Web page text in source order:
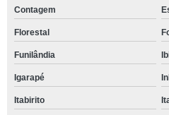
Contagem
Florestal
Funilândia
Igarapé
Itabirito